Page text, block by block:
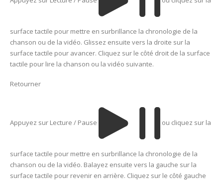
surface tactile pour mettre en surbrillance la chronologie de la
chanson ou de la vidéo. Glissez ensuite vers la droite sur la
surface tactile pour avancer. Cliquez sur le côté droit de la surface
tactile pour lire la chanson ou la vidéo suivante.
Retourner
Appuyez sur Lecture / Pause ou cliquez sur la
surface tactile pour mettre en surbrillance la chronologie de la
chanson ou de la vidéo. Balayez ensuite vers la gauche sur la
surface tactile pour revenir en arrière. Cliquez sur le côté gauche